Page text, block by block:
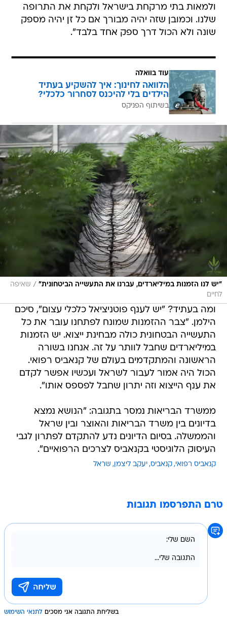
ולמאות בתי מרקחת בישראל ולקחת את התרופה
שלנו. וכמובן שזה יהיה מבורך אם כל זן יהיה מספק
שונה ולא הכול דרך ספק אחד בלבד".
עוד בוואלה
הלוואה לחינוך: איך להשקיע בעתיד
הילדים בלי להיכנס לסחרור כלכלי?
בשיתוף הפניקס
"יש לנו הזמנות במיליארדים, עברנו את התעשייה הביטחונית" / שאיפה
לחיים
ומה בעתיד? "יש לענף פוטניציאל כלכלי עצום", סיכם
הילמן. "צבר ההזמנות שמונח לפתחנו עובר את כל
התעשייה הבטחונית כולה מבחינת ייצוא. יש הזמנות
במיליארדים שחבל לוותר על זה. אנחנו בשורה
הראשונה והמתקדמים בעולם של קנאביס רפואי.
הכול היה אמור לעבור לשראל ועכשיו אפשר לקדם
את ענף הייצוא וזה יתרון שחבל לפספס אותו".
ממשרד הבריאות נמסר בתגובה: "הנושא נמצא
בדיונים בין משרד הבריאות והאוצר ובין שראל
והממשלה. בסיום הדיונים נדע להתקדם לפתרון לגבי
העיסוק הלוגיסטי בקנאביס לצרכים הרפואיים".
קנאביס רפואי קנאביס יעקב ליצמן שראל
טרם התפרסמו תגובות
בשליחת התגובה אני מסכים לתנאי השימוש